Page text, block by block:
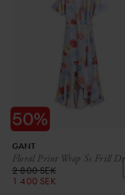
Floral Print Wrap Ss Frill
GANT
2 800 SEK
1 400 SEK